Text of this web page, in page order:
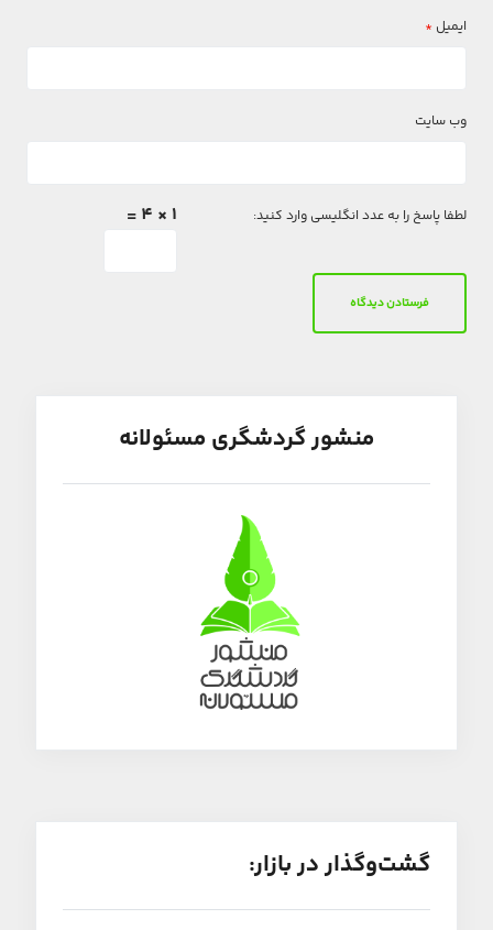
ایمیل *
وب‌ سایت
لطفا پاسخ را به عدد انگلیسی وارد کنید: 1 × 4 =
منشور گردشگری مسئولانه
گشت‌و‌گذار در بازار: